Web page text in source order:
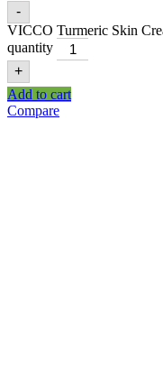
-
VICCO Turmeric Skin
quantity
+
Add to cart
Compare